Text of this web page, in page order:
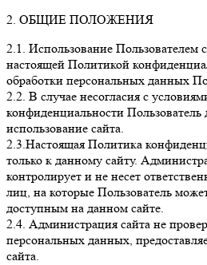
2. ОБЩИЕ ПОЛОЖЕНИЯ
2.1. Использование Пользователем
настоящей Политикой
обработки персональных данных
2.2. В случае несогласия с
конфиденциальности Пользователь
использование сайта.
2.3.Настоящая Политика
только к данному сайту.
контролирует и не несет
лиц, на которые Пользователь
доступным на данном сайте.
2.4. Администрация сайта не
персональных данных,
сайта.